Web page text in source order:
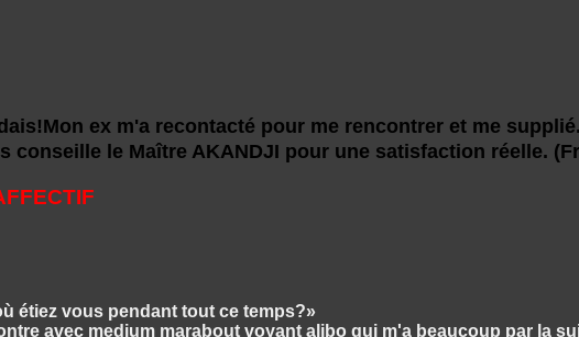
ex m'a recontacté pour me rencontrer et me
conseille le Maître AKANDJI pour une satisfaction réelle.
étiez vous pendant tout ce temps?»
avec medium marabout voyant alibo qui m'a beaucoup par la